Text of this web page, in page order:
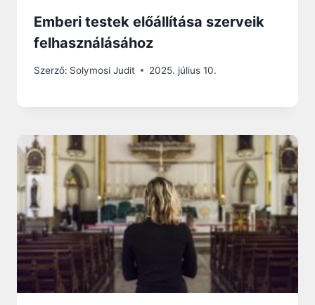
Emberi testek előállítása szerveik
felhasználásához
Szerző: Solymosi Judit 2025. július 10.